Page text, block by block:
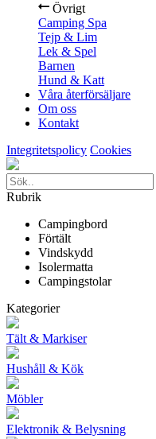
Övrigt
Camping Spa
Tejp & Lim
Lek & Spel
Barnen
Hund & Katt
Våra återförsäljare
Om oss
Kontakt
Integritetspolicy Cookies
Rubrik
Campingbord
Förtält
Vindskydd
Isolermatta
Campingstolar
Kategorier
Tält & Markiser
Hushåll & Kök
Möbler
Elektronik & Belysning